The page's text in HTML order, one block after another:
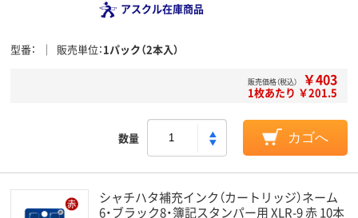
アスクル在庫商品
型番 販売単位 1パック（2本入）
販売価格（税込） ￥403
1枚あたり ￥201.5
数量 カゴへ
シャチハタ補充インク（カートリッジ）ネーム
6・ブラック8・簿記スタンパー用 XLR-9 赤 10本